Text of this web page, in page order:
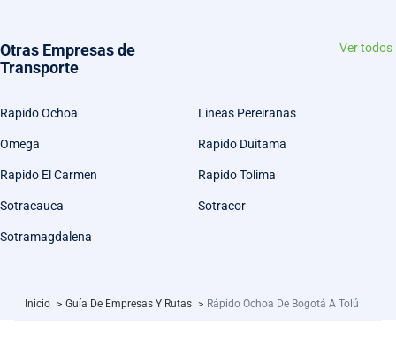
Otras Empresas de
Transporte
Ver todos
Rapido Ochoa Lineas Pereiranas
Omega Rapido Duitama
Rapido El Carmen Rapido Tolima
Sotracauca Sotracor
Sotramagdalena
Inicio > Guía De Empresas Y Rutas > Rápido Ochoa De Bogotá A Tolú